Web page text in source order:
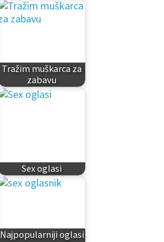
Tražim muškarca za
zabavu
Sex oglasi
Najpopularniji oglasi